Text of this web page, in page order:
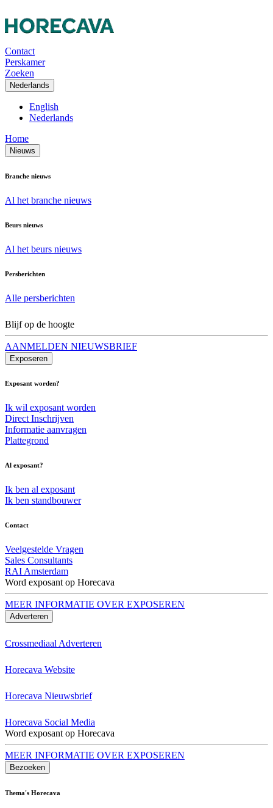
Contact
Perskamer
Zoeken
Nederlands
English
Nederlands
Home
Nieuws
Branche nieuws
Al het branche nieuws
Beurs nieuws
Al het beurs nieuws
Persberichten
Alle persberichten
Blijf op de hoogte
AANMELDEN NIEUWSBRIEF
Exposeren
Exposant worden?
Ik wil exposant worden
Direct Inschrijven
Informatie aanvragen
Plattegrond
Al exposant?
Ik ben al exposant
Ik ben standbouwer
Contact
Veelgestelde Vragen
Sales Consultants
RAI Amsterdam
Word exposant op Horecava
MEER INFORMATIE OVER EXPOSEREN
Adverteren
Crossmediaal Adverteren
Horecava Website
Horecava Nieuwsbrief
Horecava Social Media
Word exposant op Horecava
MEER INFORMATIE OVER EXPOSEREN
Bezoeken
Thema's Horecava